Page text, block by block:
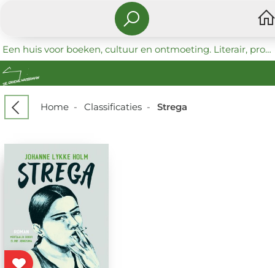
Een huis voor boeken, cultuur en ontmoeting. Literair, progressief en coöperatief.
Home- Classificaties- Strega